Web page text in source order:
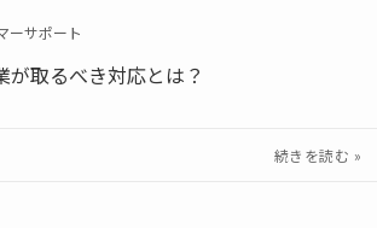
ーサポート
取るべき対応とは？